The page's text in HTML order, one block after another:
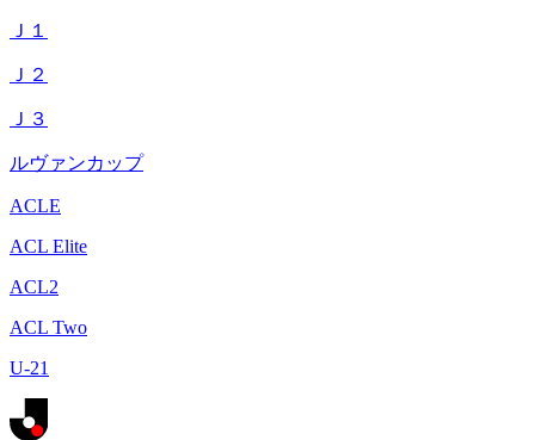
Ｊ１
Ｊ２
Ｊ３
ルヴァンカップ
ACLE
ACL Elite
ACL2
ACL Two
U-21